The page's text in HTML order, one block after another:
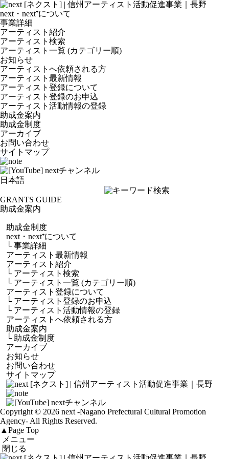
next・next⁺について
事業詳細
アーティスト紹介
アーティスト検索
アーティスト一覧 (カテゴリー順)
お知らせ
アーティストへ依頼される方
アーティスト最新情報
アーティスト登録について
アーティスト登録のお申込
アーティスト活動情報の登録
助成金案内
助成金制度
アーカイブ
お問い合わせ
サイトマップ
GRANTS GUIDE
助成金案内
助成金制度
next・next⁺について
└事業詳細
アーティスト最新情報
アーティスト紹介
└ アーティスト検索
└ アーティスト一覧 (カテゴリー順)
アーティスト登録について
└ アーティスト登録のお申込
└ アーティスト活動情報の登録
アーティストへ依頼される方
助成金案内
└ 助成金制度
アーカイブ
お知らせ
お問い合わせ
サイトマップ
Copyright © 2026 next -Nagano Prefectural Cultural Promotion
Agency- All Rights Reserved.
▲ Page Top
メニュー
閉じる